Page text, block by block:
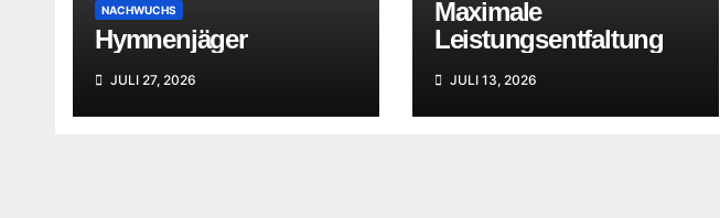
NACHWUCHS
Hymnenjäger
JULI 27, 2026
Maximale
Leistungsentfaltung
JULI 13, 2026